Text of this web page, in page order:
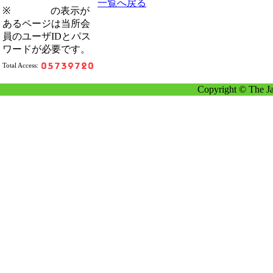
※
の表示が
あるページは当所会
員のユーザIDとパス
ワードが必要です。
Total Access:
一覧へ戻る
Copyright © The